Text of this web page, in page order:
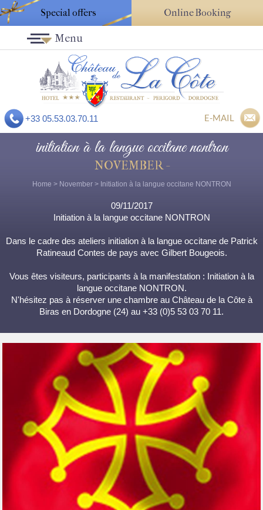
Special offers Online Booking
+33 05.53.03.70.11 E-MAIL
Menu
initiation à la langue occitane nontron
NOVEMBER -
Home > November> Initiation à la langue occitane NONTRON
09/11/2017
Initiation à la langue occitane NONTRON
Dans le cadre des ateliers initiation à la langue occitane de Patrick
Ratineaud Contes de pays avec Gilbert Bougeois.
Vous êtes visiteurs, participants à la manifestation : Initiation à la
langue occitane NONTRON.
N'hésitez pas à réserver une chambre au Château de la Côte à
Biras en Dordogne (24) au +33 (0)5 53 03 70 11.